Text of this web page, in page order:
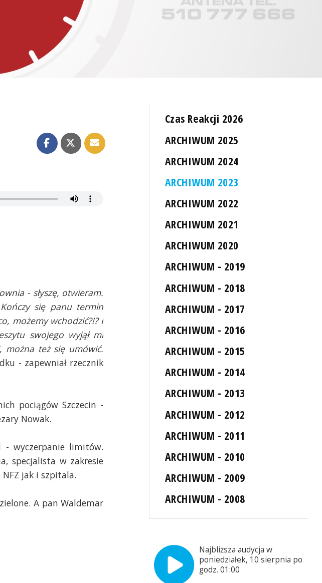
- słyszę, otwieram.
się panu termin
możemy wchodzić?!? I
swojego wyjął mi
można też się umówić.
- zapewniał rzecznik
pociągów Szczecin -
Nowak.
- wyczerpanie limitów.
specjalista w zakresie
jak i szpitala.
A pan Waldemar
Czas Reakcji 2026
ARCHIWUM 2025
ARCHIWUM 2024
ARCHIWUM 2023
ARCHIWUM 2022
ARCHIWUM 2021
ARCHIWUM 2020
ARCHIWUM - 2019
ARCHIWUM - 2018
ARCHIWUM - 2017
ARCHIWUM - 2016
ARCHIWUM - 2015
ARCHIWUM - 2014
ARCHIWUM - 2013
ARCHIWUM - 2012
ARCHIWUM - 2011
ARCHIWUM - 2010
ARCHIWUM - 2009
ARCHIWUM - 2008
Najbliższa audycja w
poniedziałek, 10 sierpnia po
godz. 01:00